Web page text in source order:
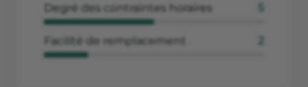
Degré des contraintes horaires
Facilité de remplacement